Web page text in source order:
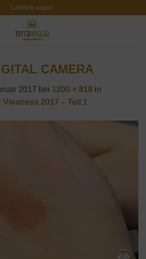
Lifestyle vegan
CAMERA
2017 bei 1200 × 818 in
2017 – Teil 1